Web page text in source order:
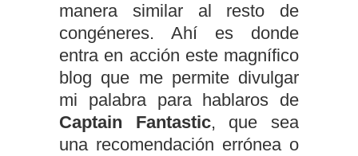
manera similar al resto de
congéneres. Ahí es donde
entra en acción este magnífico
blog que me permite divulgar
mi palabra para hablaros de
Captain Fantastic, que sea
una recomendación errónea o